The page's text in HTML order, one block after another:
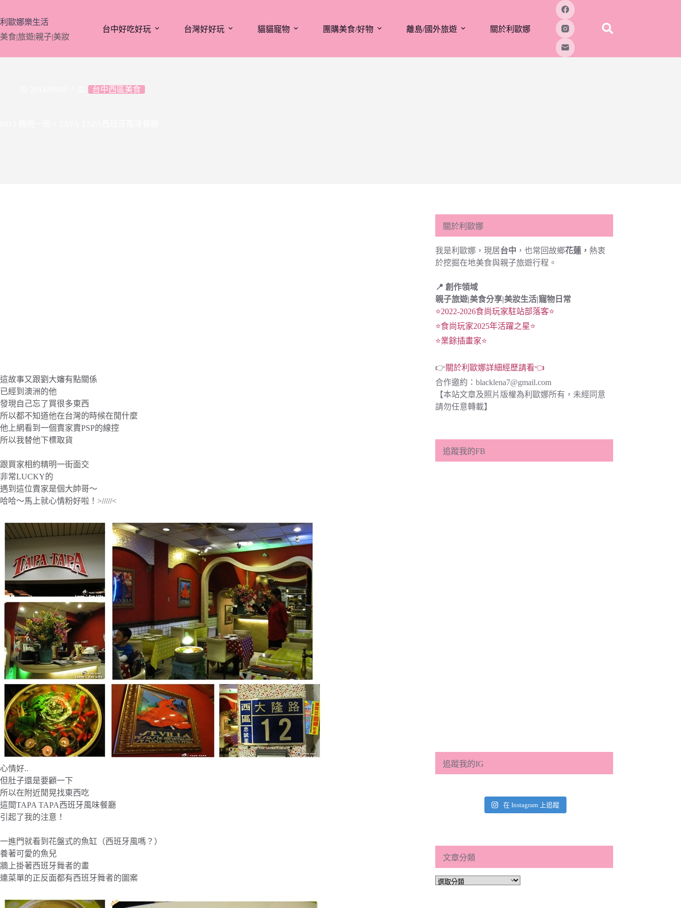
至
主
要
利歐娜樂生活
美食|旅遊|親子|美妝
台中好吃好玩 台灣好好玩 貓貓寵物 團購美食/好物 離島/國外旅遊 關於利歐娜
台中西區美食
這故事又跟劉大嬸有點關係
已經到澳洲的他
發現自己忘了買很多東西
所以都不知道他在台灣的時候在閒什麼
他上網看到一個賣家賣PSP的線控
所以我替他下標取貨
跟買家相約精明一街面交
非常LUCKY的
遇到這位賣家是個大帥哥～
哈哈～馬上就心情粉好啦！>/////<
心情好..
但肚子還是要顧一下
所以在附近閒晃找東西吃
這間TAPA TAPA西班牙風味餐廳
引起了我的注意！
一進門就看到花盤式的魚缸（西班牙風嗎？）
養著可愛的魚兒
牆上掛著西班牙舞者的畫
連菜單的正反面都有西班牙舞者的圖案
關於利歐娜
我是利歐娜，現居台中 ，也常回故鄉花蓮， 熱衷
於挖掘在地美食與親子旅遊行程。
📍 創作領域
親子旅遊|美食分享|美妝生活|寵物日常
⭐2022-2026食尚玩家駐站部落客⭐
⭐食尚玩家2025年活躍之星⭐
⭐業餘插畫家⭐
👉關於利歐娜詳細經歷請看👈
合作邀約： blacklena7@gmail.com
【本站文章及照片版權為利歐娜所有，未經同意
請勿任意轉載】
追蹤我的FB
追蹤我的IG
在 Instagram 上追蹤
文章分類
文